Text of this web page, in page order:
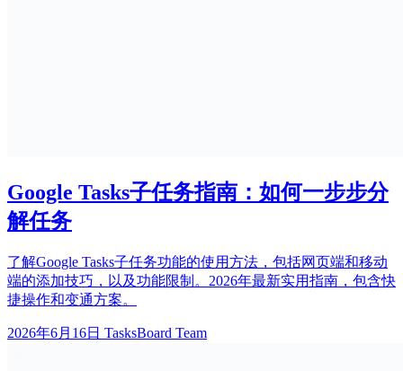
Google Tasks子任务指南：如何一步步分
解任务
了解Google Tasks子任务功能的使用方法，包括网页端和移动
端的添加技巧，以及功能限制。2026年最新实用指南，包含快
捷操作和变通方案。
2026年6月16日 TasksBoard Team